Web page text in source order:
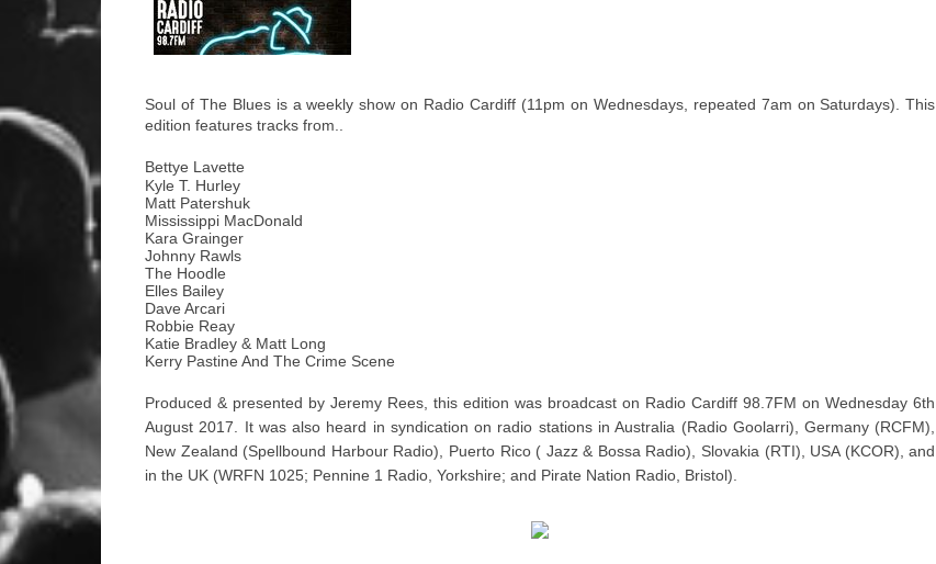
Soul of The Blues is a weekly show on Radio Cardiff (11pm on Wednesdays, repeated 7am on Saturdays). This
edition features tracks from..
Bettye Lavette
Kyle T. Hurley
Matt Patershuk
Mississippi MacDonald
Kara Grainger
Johnny Rawls
The Hoodle
Elles Bailey
Dave Arcari
Robbie Reay
Katie Bradley & Matt Long
Kerry Pastine And The Crime Scene
Produced & presented by Jeremy Rees, this edition was broadcast on Radio Cardiff 98.7FM on Wednesday 6th
August 2017. It was also heard in syndication on radio stations in Australia (Radio Goolarri), Germany (RCFM),
New Zealand (Spellbound Harbour Radio), Puerto Rico ( Jazz & Bossa Radio), Slovakia (RTI), USA (KCOR), and
in the UK (WRFN 1025; Pennine 1 Radio, Yorkshire; and Pirate Nation Radio, Bristol).